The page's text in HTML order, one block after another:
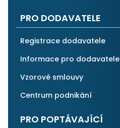
PRO DODAVATELE
Registrace dodavatele
Informace pro dodavatele
Vzorové smlouvy
Centrum podnikání
PRO POPTÁVAJÍCÍ